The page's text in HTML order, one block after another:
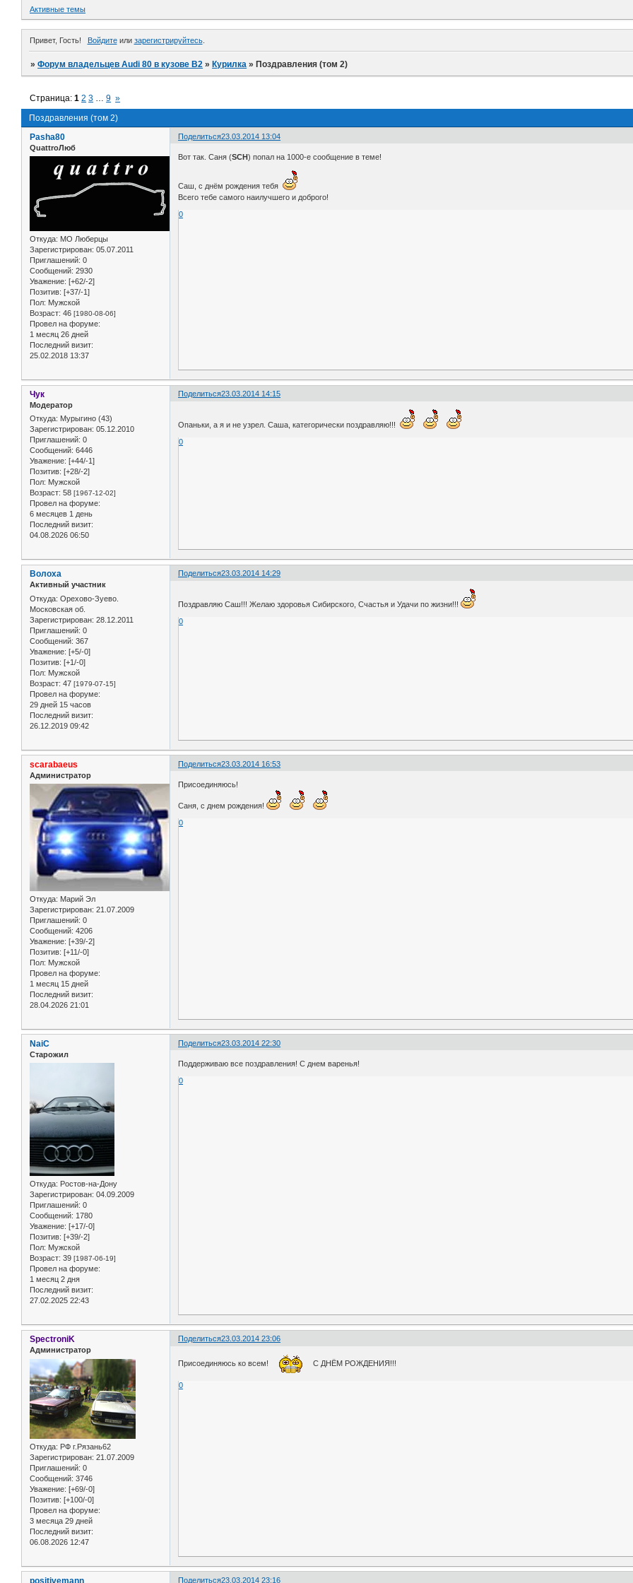
Активные темы
Привет, Гость! Войдитеили зарегистрируйтесь.
»Форум владельцев Audi 80 в кузове В2 »Курилка »Поздравления (том 2)
Поздравления (том 2)
Страница:1 2 3 … 9 »
Поделиться23.03.2014 13:04
Pasha80
QuattroЛюб
Откуда: МО Люберцы
Зарегистрирован: 05.07.2011
Приглашений: 0
Сообщений: 2930
Уважение: [+62/-2]
Позитив: [+37/-1]
Пол: Мужской
Возраст: 46 [1980-08-06]
Провел на форуме:
1 месяц 26 дней
Последний визит:
25.02.2018 13:37
Вот так. Саня (SCH) попал на 1000-е сообщение в теме!
Саш, с днём рождения тебя
Всего тебе самого наилучшего и доброго!
0
Поделиться23.03.2014 14:15
Чук
Модератор
Откуда: Мурыгино (43)
Зарегистрирован: 05.12.2010
Приглашений: 0
Сообщений: 6446
Уважение: [+44/-1]
Позитив: [+28/-2]
Пол: Мужской
Возраст: 58 [1967-12-02]
Провел на форуме:
6 месяцев 1 день
Последний визит:
04.08.2026 06:50
Опаньки, а я и не узрел. Саша, категорически поздравляю!!!
0
Поделиться23.03.2014 14:29
Волоха
Активный участник
Откуда: Орехово-Зуево.
Московская об.
Зарегистрирован: 28.12.2011
Приглашений: 0
Сообщений: 367
Уважение: [+5/-0]
Позитив: [+1/-0]
Пол: Мужской
Возраст: 47 [1979-07-15]
Провел на форуме:
29 дней 15 часов
Последний визит:
26.12.2019 09:42
Поздравляю Саш!!! Желаю здоровья Сибирского, Счастья и Удачи по жизни!!!
0
Поделиться23.03.2014 16:53
scarabaeus
Администратор
Откуда: Марий Эл
Зарегистрирован: 21.07.2009
Приглашений: 0
Сообщений: 4206
Уважение: [+39/-2]
Позитив: [+11/-0]
Пол: Мужской
Провел на форуме:
1 месяц 15 дней
Последний визит:
28.04.2026 21:01
Присоединяюсь!
Саня, с днем рождения!
0
Поделиться23.03.2014 22:30
NaiC
Старожил
Откуда: Ростов-на-Дону
Зарегистрирован: 04.09.2009
Приглашений: 0
Сообщений: 1780
Уважение: [+17/-0]
Позитив: [+39/-2]
Пол: Мужской
Возраст: 39 [1987-06-19]
Провел на форуме:
1 месяц 2 дня
Последний визит:
27.02.2025 22:43
Поддерживаю все поздравления! С днем варенья!
0
Поделиться23.03.2014 23:06
SpectroniK
Администратор
Откуда: РФ г.Рязань62
Зарегистрирован: 21.07.2009
Приглашений: 0
Сообщений: 3746
Уважение: [+69/-0]
Позитив: [+100/-0]
Провел на форуме:
3 месяца 29 дней
Последний визит:
06.08.2026 12:47
Присоединяюсь ко всем! С ДНЁМ РОЖДЕНИЯ!!!
0
Поделиться23.03.2014 23:16
positivemann